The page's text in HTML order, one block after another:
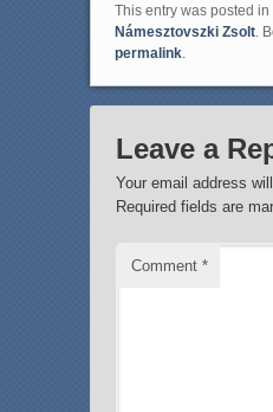
This entry was posted in
Námesztovszki Zsolt.
permalink.
Leave a
Your email address
Required fields are
Comment *